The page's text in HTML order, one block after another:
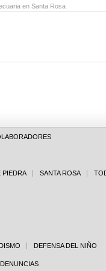
en Santa Rosa
PIEDRA SANTA ROSA
DEFENSA DEL NIÑO